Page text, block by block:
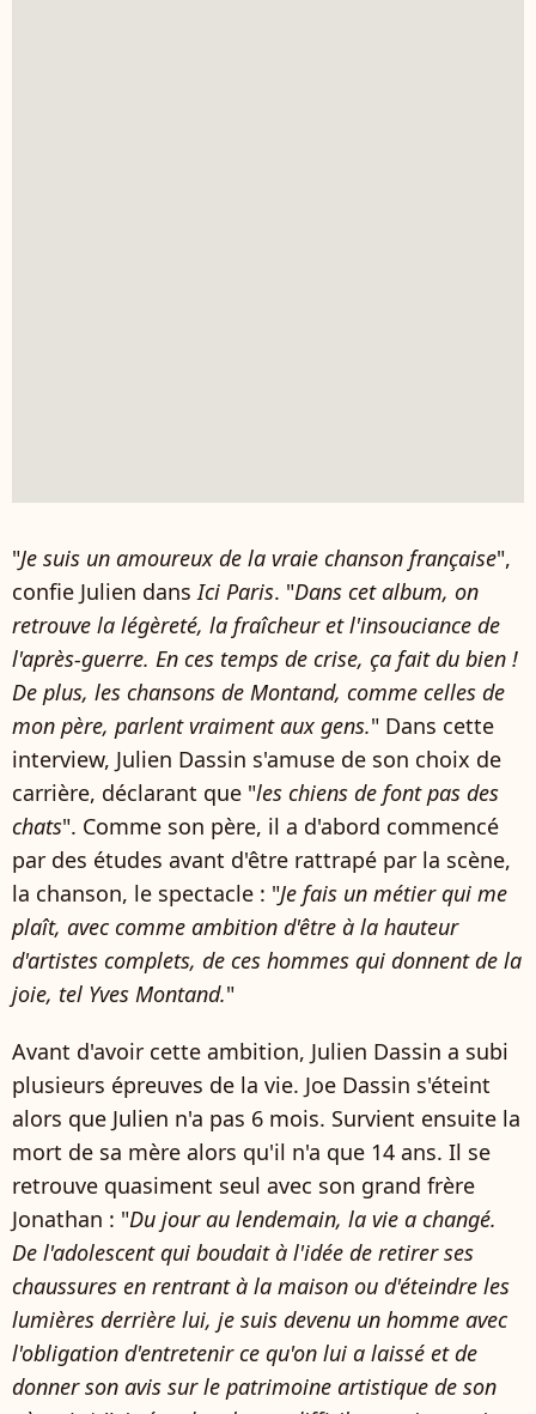
"Je suis un amoureux de la vraie chanson française",
confie Julien dansIci Paris. "Dans cet album, on
retrouve la légèreté, la fraîcheur et l'insouciance de
l'après-guerre. En ces temps de crise, ça fait du bien !
De plus, les chansons de Montand, comme celles de
mon père, parlent vraiment aux gens." Dans cette
interview, Julien Dassin s'amuse de son choix de
carrière, déclarant que "les chiens de font pas des
chats". Comme son père, il a d'abord commencé
par des études avant d'être rattrapé par la scène,
la chanson, le spectacle : "Je fais un métier qui me
plaît, avec comme ambition d'être à la hauteur
d'artistes complets, de ces hommes qui donnent de la
joie, tel Yves Montand."
Avant d'avoir cette ambition, Julien Dassin a subi
plusieurs épreuves de la vie. Joe Dassin s'éteint
alors que Julien n'a pas 6 mois. Survient ensuite la
mort de sa mère alors qu'il n'a que 14 ans. Il se
retrouve quasiment seul avec son grand frère
Jonathan : "Du jour au lendemain, la vie a changé.
De l'adolescent qui boudait à l'idée de retirer ses
chaussures en rentrant à la maison ou d'éteindre les
lumières derrière lui, je suis devenu un homme avec
l'obligation d'entretenir ce qu'on lui a laissé et de
donner son avis sur le patrimoine artistique de son